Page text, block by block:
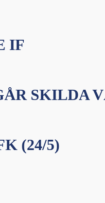
IF
SKILDA
(24/5)